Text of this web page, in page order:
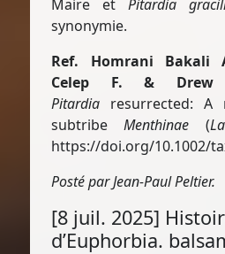
Maire etPitardia
synonymie.
Ref. Homrani Bakali
Celep F. & Drew
Pitardia resurrected: A
subtribeMenthinae (
https://doi.org/10.1002/
Posté par Jean-Paul Peltier.
[8 juil. 2025]
d’Euphorbia.